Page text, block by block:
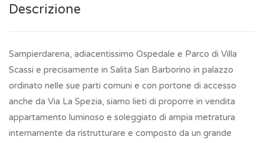
Descrizione
Sampierdarena, adiacentissimo Ospedale e Parco di Villa
Scassi e precisamente in Salita San Barborino in palazzo
ordinato nelle sue parti comuni e con portone di accesso
anche da Via La Spezia, siamo lieti di proporre in vendita
appartamento luminoso e soleggiato di ampia metratura
internamente da ristrutturare e composto da un grande